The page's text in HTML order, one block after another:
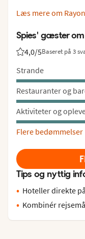
Læs mere om
Spies' gæster
4,0/5Baseret på 3
Bedømmelse fra Spies
Strande
Restauranter og
Aktiviteter og
Flere bedømmelser
Tips og nyttig
Hoteller direkte
Kombinér